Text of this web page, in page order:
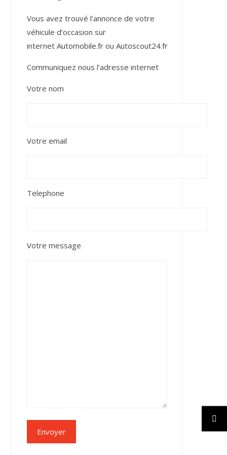
Vous avez trouvé l’annonce de votre
véhicule d’occasion sur
internet Automobile.frou Autoscout24.fr
Communiquez nous l’adresse internet
Votre nom
Votre email
Telephone
Votre message